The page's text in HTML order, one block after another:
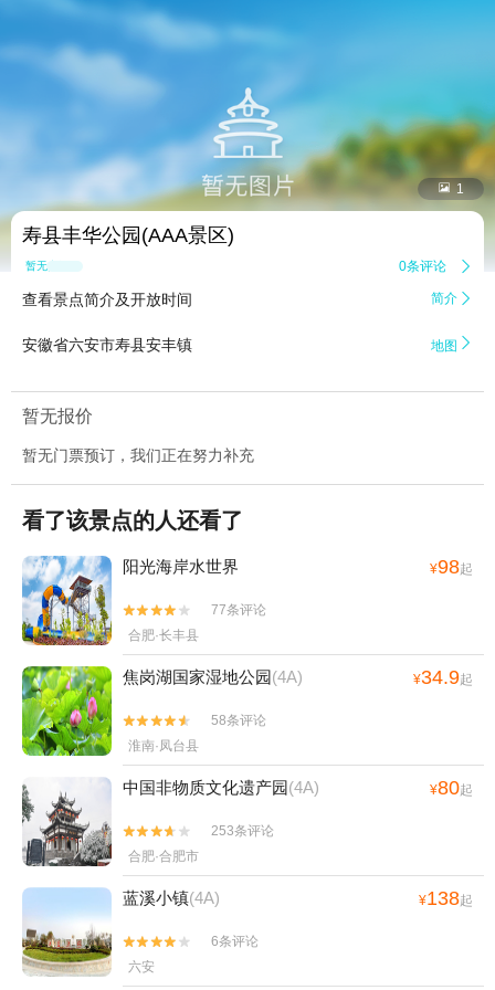
 1
寿县丰华公园(AAA景区)
暂无点评 0条评论 
查看景点简介及开放时间 简介 
安徽省六安市寿县安丰镇 地图 
暂无报价
暂无门票预订，我们正在努力补充
看了该景点的人还看了
阳光海岸水世界 ¥98起


77条评论
合肥·长丰县
焦岗湖国家湿地公园(4A) ¥34.9起


58条评论
淮南·凤台县
中国非物质文化遗产园(4A) ¥80起


253条评论
合肥·合肥市
蓝溪小镇(4A) ¥138起


6条评论
六安